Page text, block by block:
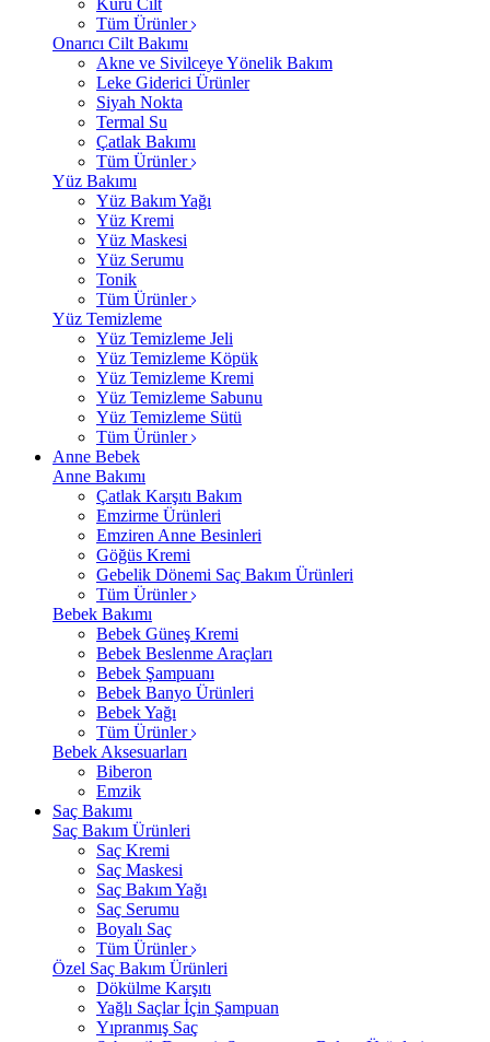
Kuru Cilt
Tüm Ürünler
Onarıcı Cilt Bakımı
Akne ve Sivilceye Yönelik Bakım
Leke Giderici Ürünler
Siyah Nokta
Termal Su
Çatlak Bakımı
Tüm Ürünler
Yüz Bakımı
Yüz Bakım Yağı
Yüz Kremi
Yüz Maskesi
Yüz Serumu
Tonik
Tüm Ürünler
Yüz Temizleme
Yüz Temizleme Jeli
Yüz Temizleme Köpük
Yüz Temizleme Kremi
Yüz Temizleme Sabunu
Yüz Temizleme Sütü
Tüm Ürünler
Anne Bebek
Anne Bakımı
Çatlak Karşıtı Bakım
Emzirme Ürünleri
Emziren Anne Besinleri
Göğüs Kremi
Gebelik Dönemi Saç Bakım Ürünleri
Tüm Ürünler
Bebek Bakımı
Bebek Güneş Kremi
Bebek Beslenme Araçları
Bebek Şampuanı
Bebek Banyo Ürünleri
Bebek Yağı
Tüm Ürünler
Bebek Aksesuarları
Biberon
Emzik
Saç Bakımı
Saç Bakım Ürünleri
Saç Kremi
Saç Maskesi
Saç Bakım Yağı
Saç Serumu
Boyalı Saç
Tüm Ürünler
Özel Saç Bakım Ürünleri
Dökülme Karşıtı
Yağlı Saçlar İçin Şampuan
Yıpranmış Saç